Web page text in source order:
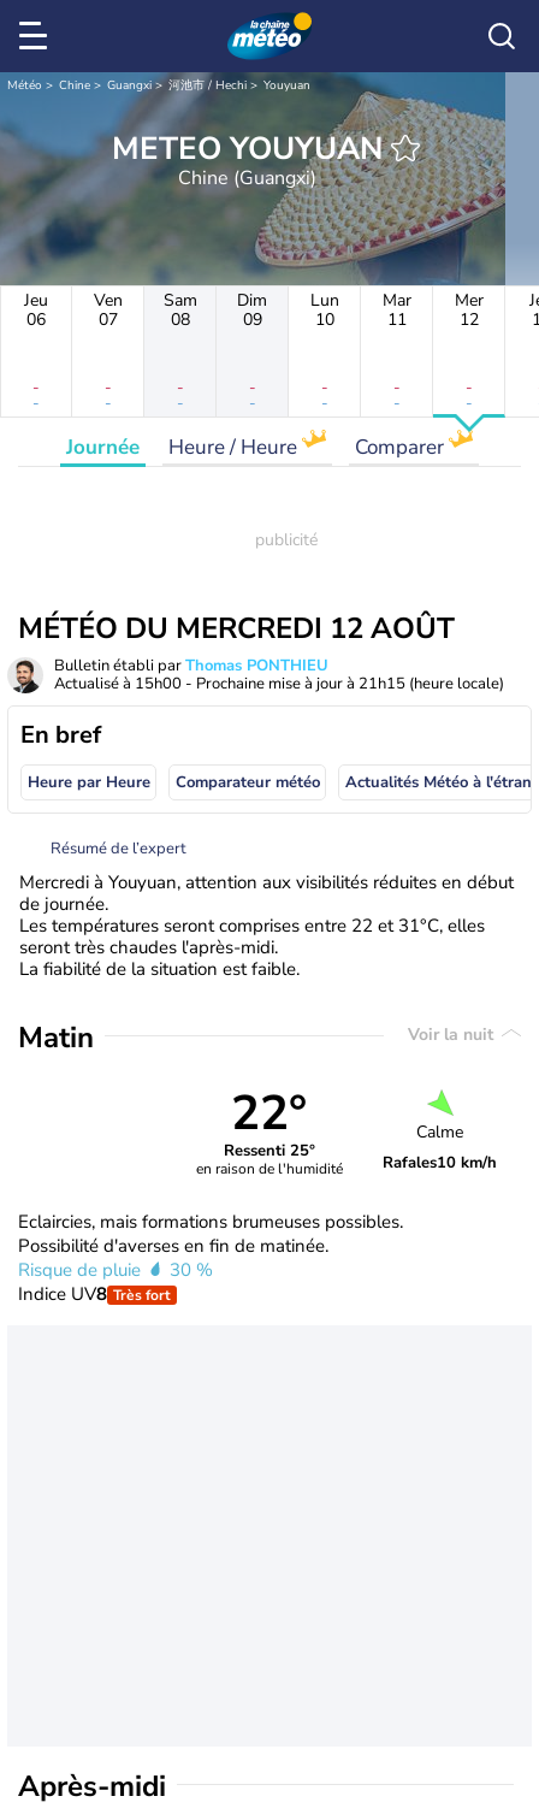
Météo Chine Guangxi 河池市 / Hechi Youyuan
METEO YOUYUAN
Chine (Guangxi)
Jeu
06
-
-
Ven
07
-
-
Sam
08
-
-
Dim
09
-
-
Lun
10
-
-
Mar
11
-
-
Mer
12
-
-
Journée Heure / Heure Comparer
MÉTÉO DU MERCREDI 12 AOÛT
Bulletin établi parThomas PONTHIEU
Actualisé à 15h00 - Prochaine mise à jour à 21h15 (heure locale)
En bref
Heure par Heure Comparateur météo
Résumé de l’expert
Mercredi à Youyuan, attention aux visibilités réduites en début
de journée.
Les températures seront comprises entre 22 et 31°C, elles
seront très chaudes l'après-midi.
La fiabilité de la situation est faible.
Matin Voir la nuit
22°
Ressenti 25°
en raison de l'humidité
Calme
Rafales10 km/h
Eclaircies, mais formations brumeuses possibles.
Possibilité d'averses en fin de matinée.
Risque de pluie
30 %
Indice UV8 Très fort
Après-midi